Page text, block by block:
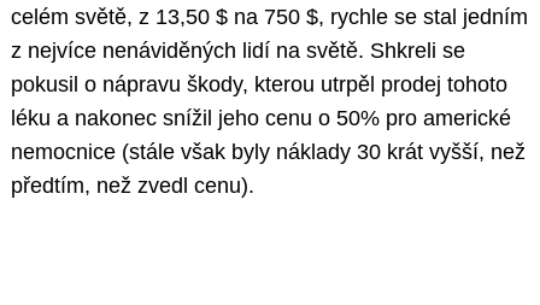
celém světě, z 13,50 $ na 750 $, rychle se stal jedním
z nejvíce nenáviděných lidí na světě. Shkreli se
pokusil o nápravu škody, kterou utrpěl prodej tohoto
léku a nakonec snížil jeho cenu o 50% pro americké
nemocnice (stále však byly náklady 30 krát vyšší, než
předtím, než zvedl cenu).